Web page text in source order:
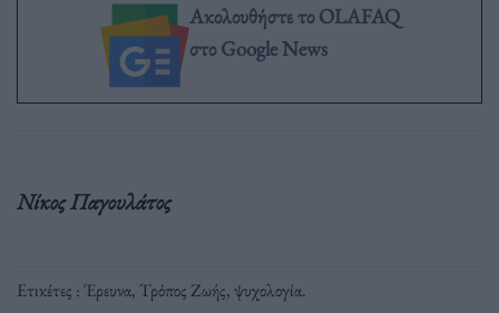
Ακολουθήστε το OLAFAQ
στο Google News
Νίκος Παγουλάτος
Ετικέτες :Έρευνα, Τρόπος Ζωής,ψυχολογία.